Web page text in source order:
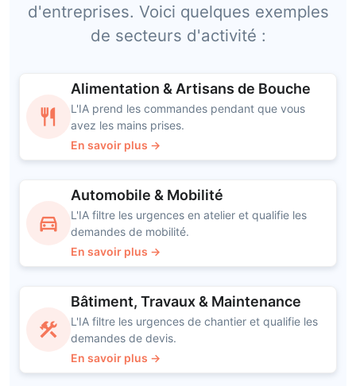
d'entreprises. Voici quelques exemples
de secteurs d'activité :
restaurant
Alimentation & Artisans de Bouche
L'IA prend les commandes pendant que vous
avez les mains prises.
En savoir plus →
directions_car
Automobile & Mobilité
L'IA filtre les urgences en atelier et qualifie les
demandes de mobilité.
En savoir plus →
construction
Bâtiment, Travaux & Maintenance
L'IA filtre les urgences de chantier et qualifie les
demandes de devis.
En savoir plus →